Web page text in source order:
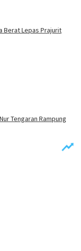
Berat Lepas Prajurit
Tengaran Rampung